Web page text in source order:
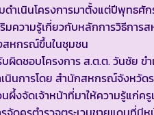
ดำเนินโครงการมาตั้งแต่ปีพุทธ
มความรู้เกี่ยวกับหลักการวิธีการ
หกรณ์ขึ้นในชุมชน
ผิดชอบโครงการ ส.ต.ต. วันชัย ข
นินการโดย สำนักสหกรณ์จังหวั
ผึ้งจัดเจ้าหน้าที่มาให้ความรู้แก่ค